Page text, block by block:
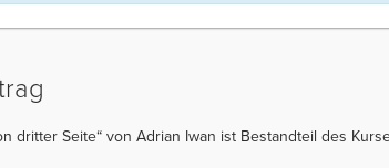
dritter Seite“ von Adrian Iwan ist Bestandteil des